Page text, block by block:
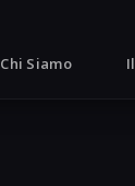
Chi Siamo